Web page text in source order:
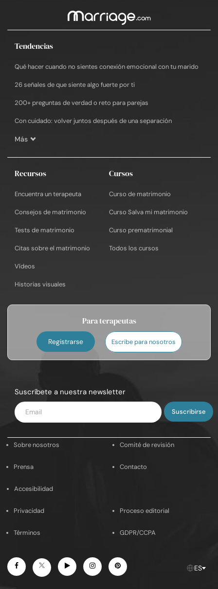
Tendencias
Qué hacer cuando no sientes conexión emocional con tu marido
26 señales de que siente algo fuerte por ti
200+ preguntas de verdad o reto para parejas
Con cuidado: volver juntos después de una separación
Más
Recursos
Encuentra un terapeuta
Consejos de matrimonio
Tests de matrimonio
Citas sobre el matrimonio
Vídeos
Historias visuales
Cursos
Curso de matrimonio
Curso Salva mi matrimonio
Curso prematrimonial
Todos los cursos
Para terapeutas
Registrarse Escribe para nosotros
Suscríbete a nuestra newsletter
Introduce
tu
Sobre nosotros Comité de revisión
Prensa Contacto
Accesibilidad
Privacidad Proceso editorial
Términos GDPR/CCPA
FacebookTwitterYoutubeInstagramPinterest ES